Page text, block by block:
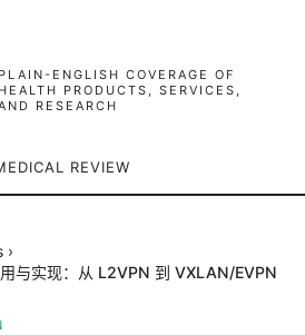
PLAIN-ENGLISH COVERAGE OF
HEALTH PRODUCTS, SERVICES,
RESEARCH
REVIEW
›
与实现：从 L2VPN 到 VXLAN/EVPN